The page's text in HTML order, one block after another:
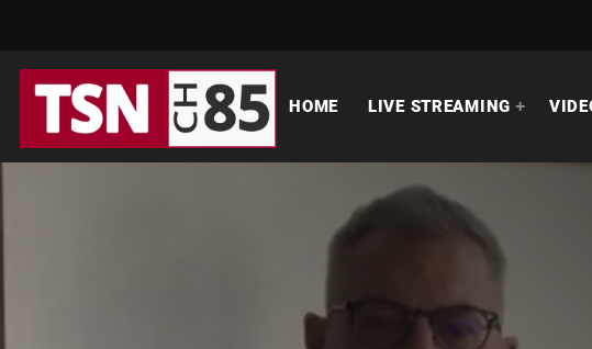
HOME LIVE STREAMING